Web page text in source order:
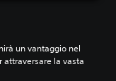
un vantaggio nel
la vasta